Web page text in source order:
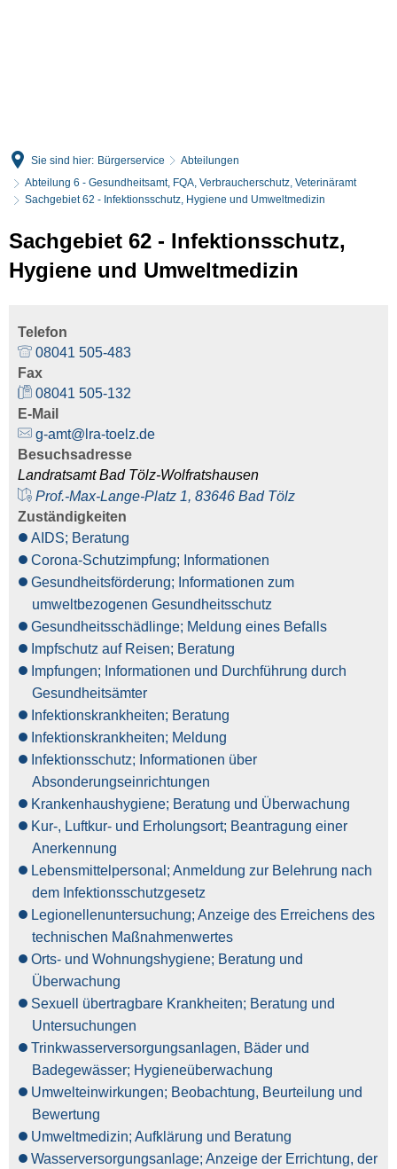
Sie sind hier: Bürgerservice
Abteilungen
Abteilung 6 - Gesundheitsamt, FQA, Verbraucherschutz, Veterinäramt
Sachgebiet 62 - Infektionsschutz, Hygiene und Umweltmedizin
Sachgebiet 62 - Infektionsschutz,
Hygiene und Umweltmedizin
Telefon
08041 505-483
Fax
08041 505-132
E-Mail
g-amt@lra-toelz.de
Besuchsadresse
Landratsamt Bad Tölz-Wolfratshausen
Prof.-Max-Lange-Platz 1, 83646 Bad Tölz
Zuständigkeiten
AIDS; Beratung
Corona-Schutzimpfung; Informationen
Gesundheitsförderung; Informationen zum
umweltbezogenen Gesundheitsschutz
Gesundheitsschädlinge; Meldung eines Befalls
Impfschutz auf Reisen; Beratung
Impfungen; Informationen und Durchführung durch
Gesundheitsämter
Infektionskrankheiten; Beratung
Infektionskrankheiten; Meldung
Infektionsschutz; Informationen über
Absonderungseinrichtungen
Krankenhaushygiene; Beratung und Überwachung
Kur-, Luftkur- und Erholungsort; Beantragung einer
Anerkennung
Lebensmittelpersonal; Anmeldung zur Belehrung nach
dem Infektionsschutzgesetz
Legionellenuntersuchung; Anzeige des Erreichens des
technischen Maßnahmenwertes
Orts- und Wohnungshygiene; Beratung und
Überwachung
Sexuell übertragbare Krankheiten; Beratung und
Untersuchungen
Trinkwasserversorgungsanlagen, Bäder und
Badegewässer; Hygieneüberwachung
Umwelteinwirkungen; Beobachtung, Beurteilung und
Bewertung
Umweltmedizin; Aufklärung und Beratung
Wasserversorgungsanlage; Anzeige der Errichtung, der